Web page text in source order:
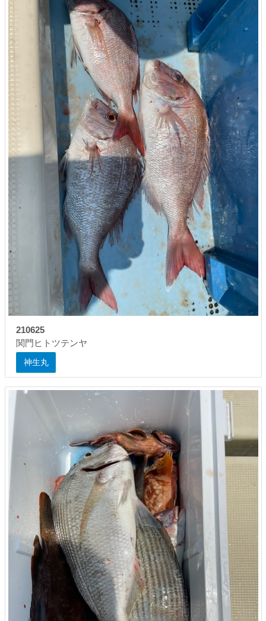
210625
関門ヒトツテンヤ
神生丸